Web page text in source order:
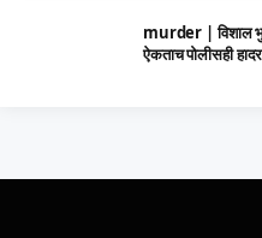
murder | विशाल
ऐकताच पोलीसही